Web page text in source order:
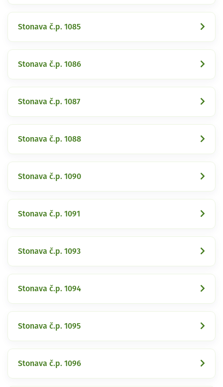
Stonava č.p. 1085
Stonava č.p. 1086
Stonava č.p. 1087
Stonava č.p. 1088
Stonava č.p. 1090
Stonava č.p. 1091
Stonava č.p. 1093
Stonava č.p. 1094
Stonava č.p. 1095
Stonava č.p. 1096